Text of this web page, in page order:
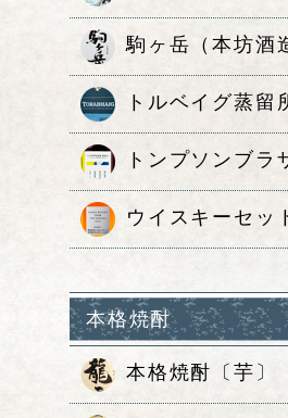
駒ヶ岳（本坊酒
トルベイグ蒸留
トンプソンブラ
ウイスキーセッ
本格焼酎
本格焼酎〔芋〕